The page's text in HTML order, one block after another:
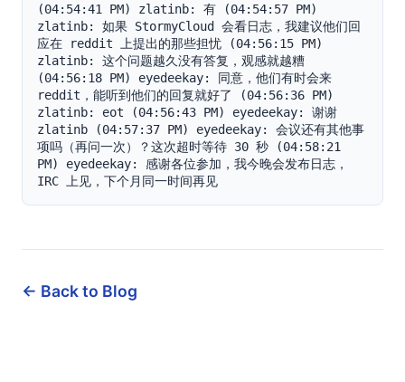
(04:54:41 PM) zlatinb: 有 (04:54:57 PM)
zlatinb: 如果 StormyCloud 会看日志，我建议他们回
应在 reddit 上提出的那些担忧 (04:56:15 PM)
zlatinb: 这个问题越久没有答复，观感就越糟
(04:56:18 PM) eyedeekay: 同意，他们有时会来
reddit，能听到他们的回复就好了 (04:56:36 PM)
zlatinb: eot (04:56:43 PM) eyedeekay: 谢谢
zlatinb (04:57:37 PM) eyedeekay: 会议还有其他事
项吗（再问一次）？这次超时等待 30 秒 (04:58:21
PM) eyedeekay: 感谢各位参加，我今晚会发布日志，
IRC 上见，下个月同一时间再见
← Back to Blog